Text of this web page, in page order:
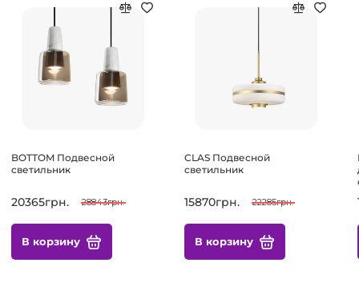
BOTTOM Подвесной
светильник
20365грн. 28843грн.
В корзину
CLAS Подвесной
светильник
15870грн. 22285грн.
В корзину